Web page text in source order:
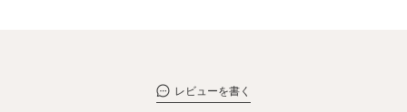
レビューを書く